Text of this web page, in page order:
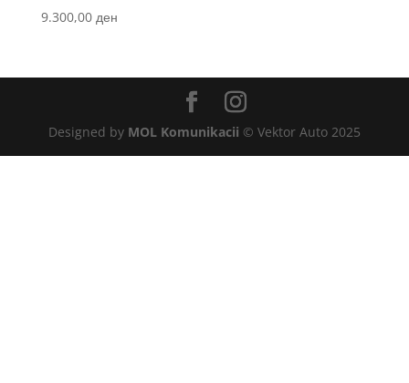
9.300,00 ден
Designed by MOL Komunikacii © Vektor Auto 2025